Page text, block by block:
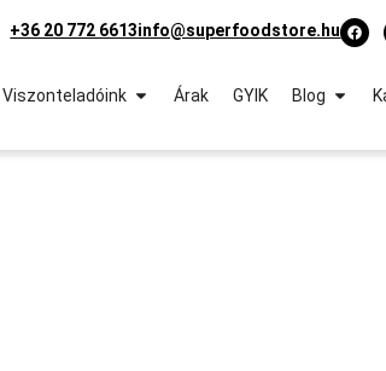
+36 20 772 6613info@superfoodstore.hu
Viszonteladóink Árak GYIK Blog